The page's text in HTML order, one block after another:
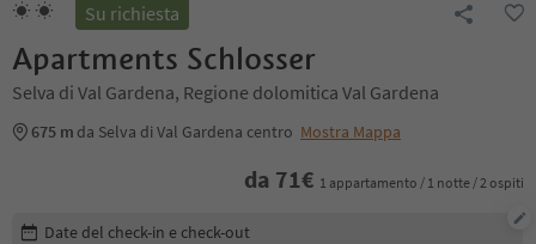
Su richiesta
Apartments Schlosser
Selva di Val Gardena, Regione dolomitica Val Gardena
675 m da Selva di Val Gardena centro Mostra Mappa
da 71€ 1 appartamento / 1 notte / 2 ospiti
Modifica i dettagli della prenotazione
Date del check-in e check-out